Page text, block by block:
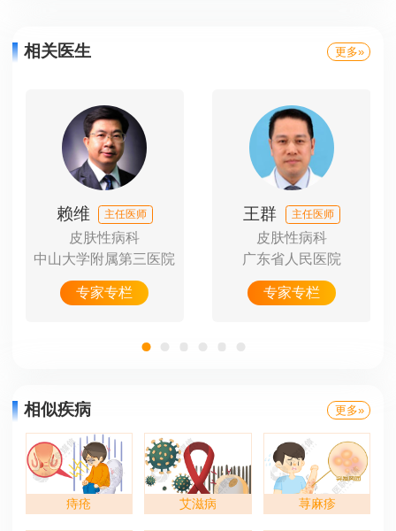
相关医生 更多»
赖维 主任医师
皮肤性病科
中山大学附属第三医院
专家专栏
王群 主任医师
皮肤性病科
广东省人民医院
专家专栏
相似疾病 更多»
痔疮 艾滋病 荨麻疹